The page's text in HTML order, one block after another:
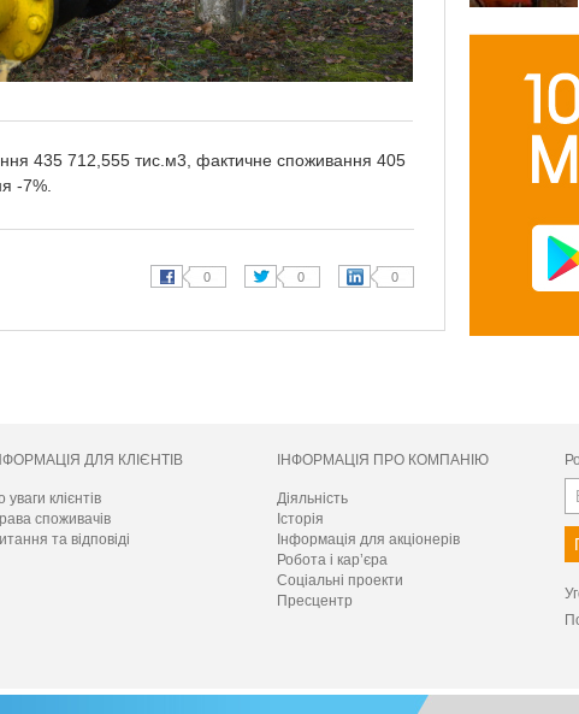
435 712,555 тис.м3, фактичне споживання 405
-7%.
ДЛЯ КЛІЄНТІВ
уваги клієнтів
споживачів
та відповіді
ІНФОРМАЦІЯ ПРО КОМПАНІЮ
Діяльність
Історія
Інформація для акціонерів
Робота і кар’єра
Соціальні проекти
Пресцентр